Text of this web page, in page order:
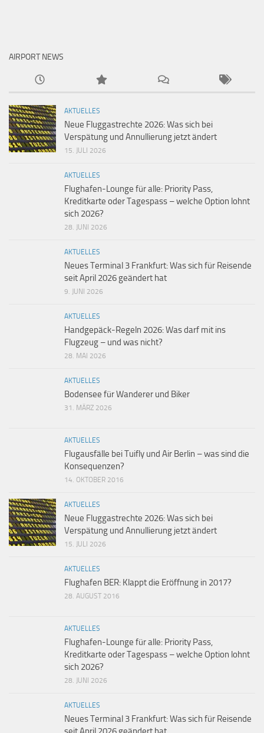
AIRPORT NEWS
AKTUELLES
Neue Fluggastrechte 2026: Was sich bei
Verspätung und Annullierung jetzt ändert
15. JULI 2026
AKTUELLES
Flughafen-Lounge für alle: Priority Pass,
Kreditkarte oder Tagespass – welche Option lohnt
sich 2026?
28. JUNI 2026
AKTUELLES
Neues Terminal 3 Frankfurt: Was sich für Reisende
seit April 2026 geändert hat
9. JUNI 2026
AKTUELLES
Handgepäck-Regeln 2026: Was darf mit ins
Flugzeug – und was nicht?
28. MAI 2026
AKTUELLES
Bodensee für Wanderer und Biker
31. MÄRZ 2026
AKTUELLES
Flugausfälle bei Tuifly und Air Berlin – was sind die
Konsequenzen?
14. OKTOBER 2016
AKTUELLES
Neue Fluggastrechte 2026: Was sich bei
Verspätung und Annullierung jetzt ändert
15. JULI 2026
AKTUELLES
Flughafen BER: Klappt die Eröffnung in 2017?
28. AUGUST 2016
AKTUELLES
Flughafen-Lounge für alle: Priority Pass,
Kreditkarte oder Tagespass – welche Option lohnt
sich 2026?
28. JUNI 2026
AKTUELLES
Neues Terminal 3 Frankfurt: Was sich für Reisende